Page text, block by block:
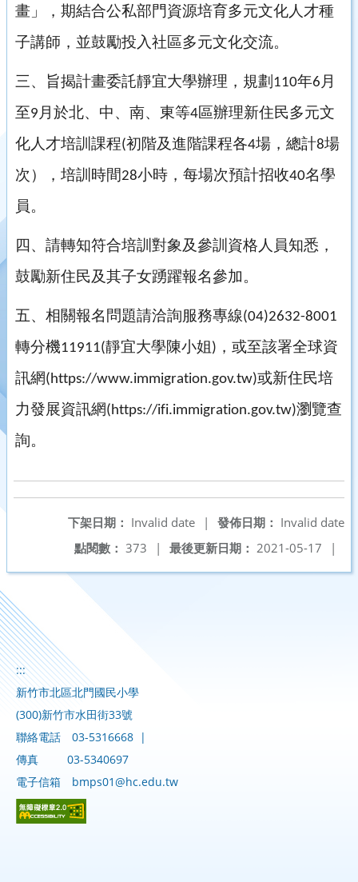
畫」，期結合公私部門資源培育多元文化人才種
子講師，並鼓勵投入社區多元文化交流。
三、旨揭計畫委託靜宜大學辦理，規劃 110年6 月
至9 月於北、中、南、東等4 區辦理新住民多元文
化人才培訓課程(初階及進階課程各4場，總計8場
次），培訓時間28小時，每場次預計招收40名學
員。
四、請轉知符合培訓對象及參訓資格人員知悉，
鼓勵新住民及其子女踴躍報名參加。
五、相關報名問題請洽詢服務專線(04)2632-8001
轉分機11911(靜宜大學陳小姐) ，或至該署全球資
訊網(https://www.immigration.gov.tw)或新住民培
力發展資訊網(https://ifi.immigration.gov.tw)瀏覽查
詢。
發佈日期： Invalid date
下架日期： Invalid date
|
最後更新日期： 2021-05-17 |
點閱數： 373 |
:::
新竹市北區北門國民小學
(300)新竹市水田街33號
聯絡電話
03-5316668 |
傳真
03-5340697
電子信箱
bmps01@hc.edu.tw